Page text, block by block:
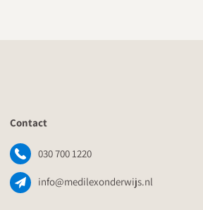
Contact
030 700 1220
info@medilexonderwijs.nl